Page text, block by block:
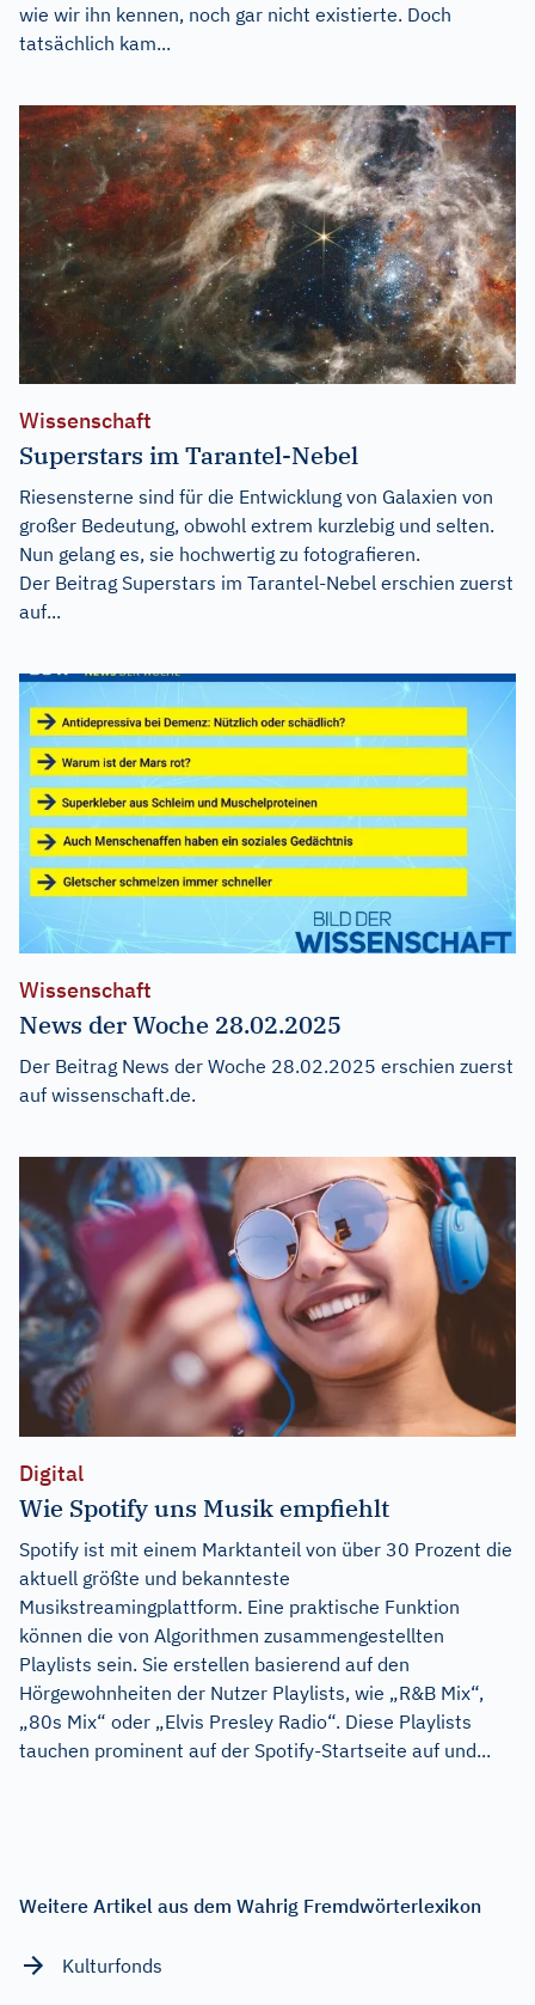
wie wir ihn kennen, noch gar nicht existierte. Doch
tatsächlich kam...
Wissenschaft
Superstars im Tarantel-Nebel
Riesensterne sind für die Entwicklung von Galaxien von
großer Bedeutung, obwohl extrem kurzlebig und selten.
Nun gelang es, sie hochwertig zu fotografieren.
Der Beitrag Superstars im Tarantel-Nebel erschien zuerst
auf...
Wissenschaft
News der Woche 28.02.2025
Der Beitrag News der Woche 28.02.2025 erschien zuerst
auf wissenschaft.de.
Digital
Wie Spotify uns Musik empfiehlt
Spotify ist mit einem Marktanteil von über 30 Prozent die
aktuell größte und bekannteste
Musikstreamingplattform. Eine praktische Funktion
können die von Algorithmen zusammengestellten
Playlists sein. Sie erstellen basierend auf den
Hörgewohnheiten der Nutzer Playlists, wie „R&B Mix“,
„80s Mix“ oder „Elvis Presley Radio“. Diese Playlists
tauchen prominent auf der Spotify-Startseite auf und...
Weitere Artikel aus dem Wahrig Fremdwörterlexikon
Kulturfonds